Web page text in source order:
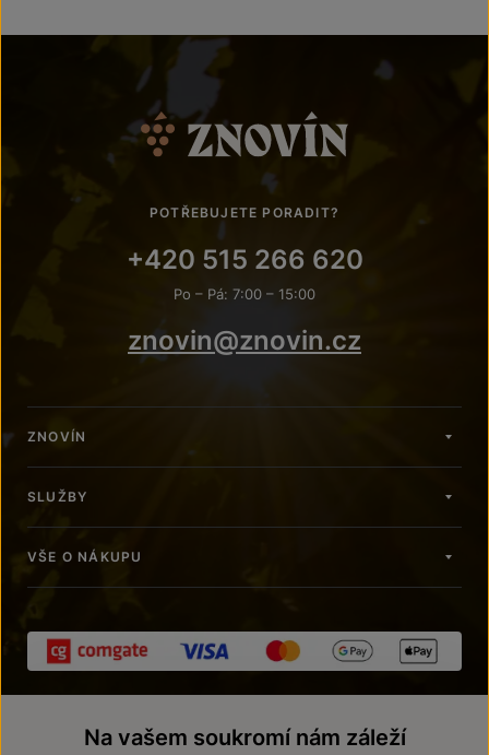
POTŘEBUJETE PORADIT?
+420 515 266 620
Po – Pá: 7:00 – 15:00
znovin@znovin.cz
ZNOVÍN
SLUŽBY
VŠE O NÁKUPU
Na vašem soukromí nám záleží